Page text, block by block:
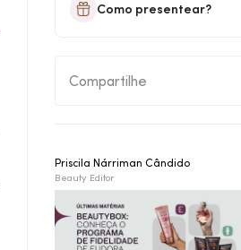
Como presentear?
Compartilhe
Priscila Nárriman Cândido
Beauty Editor